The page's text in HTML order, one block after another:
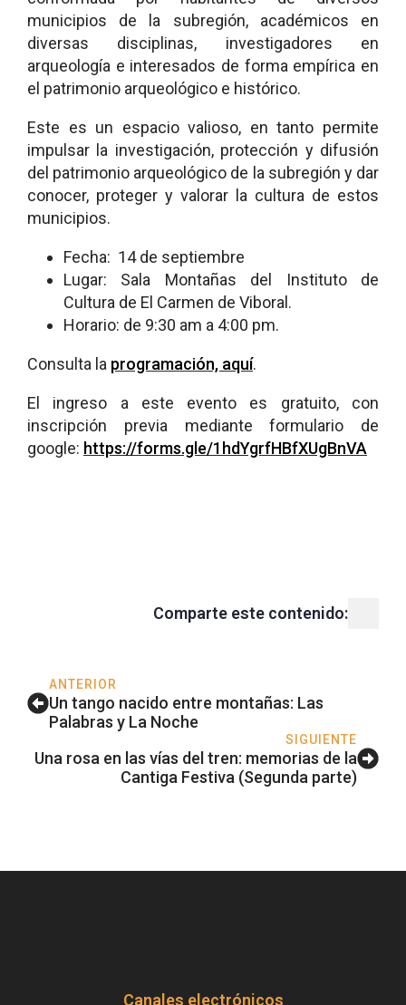
municipios de la subregión, académicos en
diversas disciplinas, investigadores en
arqueología e interesados de forma empírica en
el patrimonio arqueológico e histórico.
Este es un espacio valioso, en tanto permite
impulsar la investigación, protección y difusión
del patrimonio arqueológico de la subregión y dar
conocer, proteger y valorar la cultura de estos
municipios.
Fecha: 14 de septiembre
Lugar: Sala Montañas del Instituto de
Cultura de El Carmen de Viboral.
Horario: de 9:30 am a 4:00 pm.
Consulta la programación, aquí.
El ingreso a este evento es gratuito, con
inscripción previa mediante formulario de
google: https://forms.gle/1hdYgrfHBfXUgBnVA
Comparte este contenido:
ANTERIOR
Un tango nacido entre montañas: Las
Palabras y La Noche
SIGUIENTE
Una rosa en las vías del tren: memorias de la
Cantiga Festiva (Segunda parte)
Canales electrónicos